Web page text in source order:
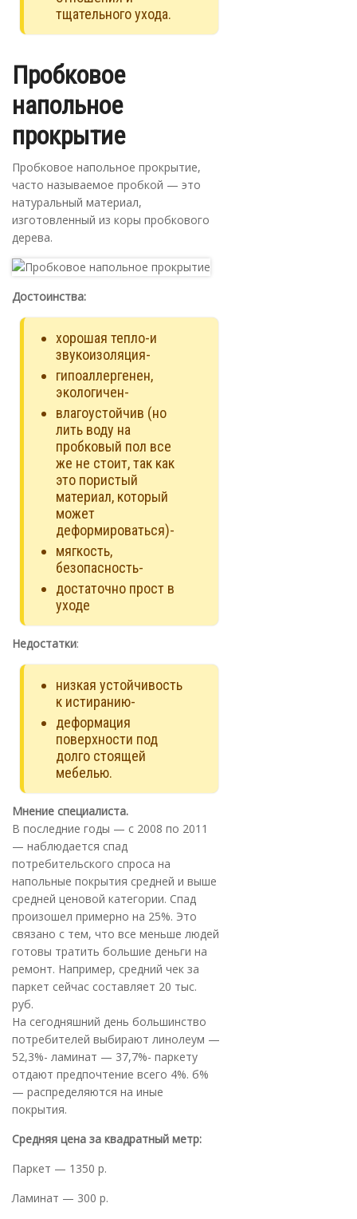
тщательного ухода.
Пробковое
напольное
прокрытие
Пробковое напольное прокрытие,
часто называемое пробкой — это
натуральный материал,
изготовленный из коры пробкового
дерева.
Достоинства:
хорошая тепло-и
звукоизоляция-
гипоаллергенен,
экологичен-
влагоустойчив (но
лить воду на
пробковый пол все
же не стоит, так как
это пористый
материал, который
может
деформироваться)-
мягкость,
безопасность-
достаточно прост в
уходе
Недостатки:
низкая устойчивость
к истиранию-
деформация
поверхности под
долго стоящей
мебелью.
Мнение специалиста.
В последние годы — с 2008 по 2011
— наблюдается спад
потребительского спроса на
напольные покрытия средней и выше
средней ценовой категории. Спад
произошел примерно на 25%. Это
связано с тем, что все меньше людей
готовы тратить большие деньги на
ремонт. Например, средний чек за
паркет сейчас составляет 20 тыс.
руб.
На сегодняшний день большинство
потребителей выбирают линолеум —
52,3%- ламинат — 37,7%- паркету
отдают предпочтение всего 4%. б%
— распределяются на иные
покрытия.
Средняя цена за квадратный метр:
Паркет — 1350 р.
Ламинат — 300 р.